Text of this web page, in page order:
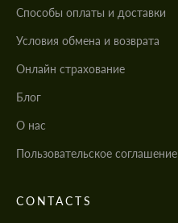
Cпособы оплаты и доставки
Условия обмена и возврата
Онлайн страхование
Блог
О нас
Пользовательское соглашение
CONTACTS